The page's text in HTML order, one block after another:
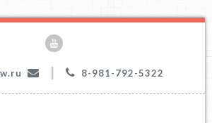
8-981-792-5322